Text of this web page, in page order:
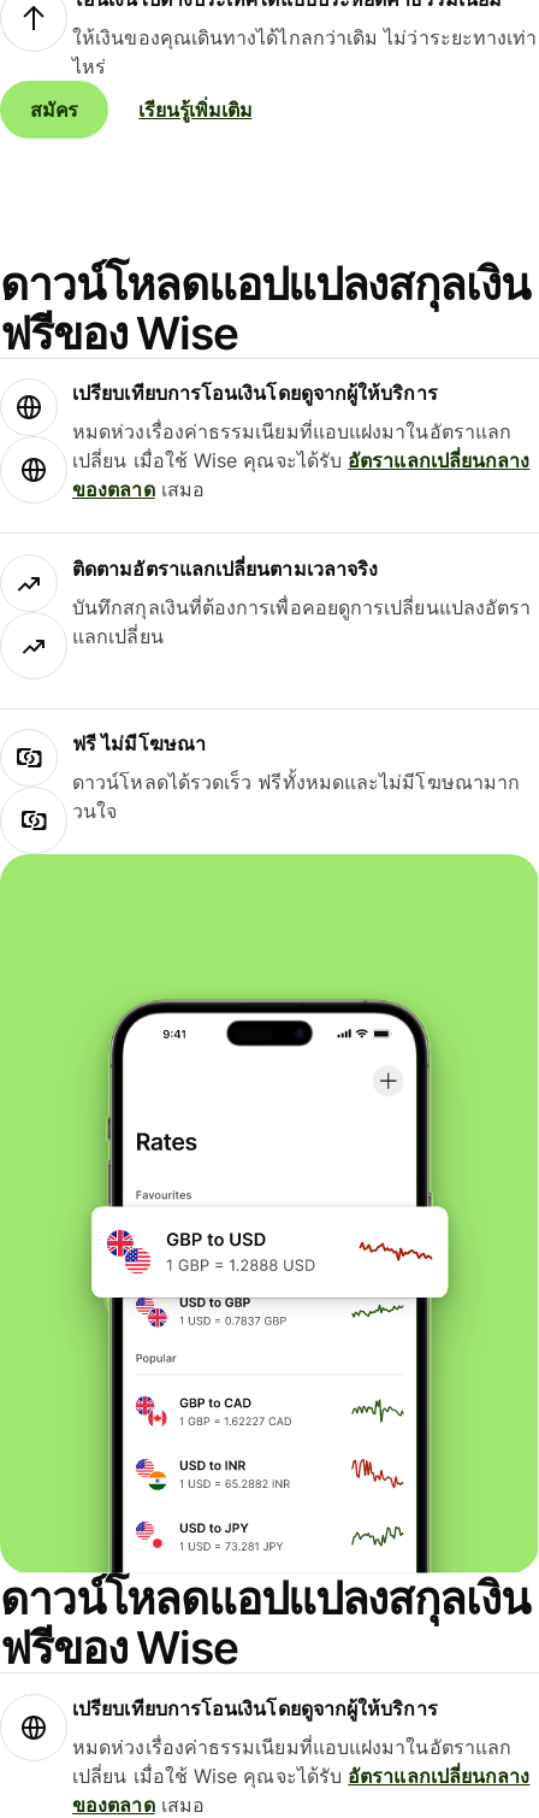
ให้เงินของคุณเดินทางได้ไกลกว่าเดิม ไม่ว่าระยะทางเท่า
ไหร่
สมัคร
เรียนรู้เพิ่มเติม
ดาวน์โหลดแอปแปลงสกุลเงิน
ฟรีของ Wise
เปรียบเทียบการโอนเงินโดยดูจากผู้ให้บริการ
หมดห่วงเรื่องค่าธรรมเนียมที่แอบแฝงมาในอัตราแลก
เปลี่ยน เมื่อใช้ Wise คุณจะได้รับ อัตราแลกเปลี่ยนกลาง
ของตลาดเสมอ
ติดตามอัตราแลกเปลี่ยนตามเวลาจริง
บันทึกสกุลเงินที่ต้องการเพื่อคอยดูการเปลี่ยนแปลงอัตรา
แลกเปลี่ยน
ฟรี ไม่มีโฆษณา
ดาวน์โหลดได้รวดเร็ว ฟรีทั้งหมดและไม่มีโฆษณามาก
วนใจ
ดาวน์โหลดแอปแปลงสกุลเงิน
ฟรีของ Wise
เปรียบเทียบการโอนเงินโดยดูจากผู้ให้บริการ
หมดห่วงเรื่องค่าธรรมเนียมที่แอบแฝงมาในอัตราแลก
เปลี่ยน เมื่อใช้ Wise คุณจะได้รับ อัตราแลกเปลี่ยนกลาง
ของตลาดเสมอ